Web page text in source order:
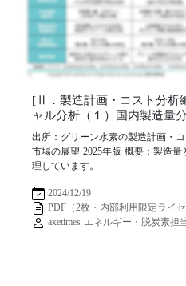
[Ⅱ．製造計画・コスト分析
ャル分析（１）国内製造量
出所：グリーン水素の製造計画・
市場の展望 2025年版 概要：製造
理しています。
2024/12/19
PDF（2枚・内部利用限定ライセ
axetimes エネルギー・脱炭素担